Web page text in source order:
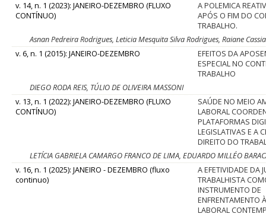
v. 14, n. 1 (2023): JANEIRO-DEZEMBRO (FLUXO
CONTÍNUO)
A POLEMICA
APÓS O FIM DO
TRABALHO.
Asnan Pedreira Rodrigues, Leticia Mesquita Silva Rodrigues, Raiane
v. 6, n. 1 (2015): JANEIRO-DEZEMBRO
EFEITOS DA
ESPECIAL NO
TRABALHO
DIEGO RODA REIS, TÚLIO DE OLIVEIRA MASSONI
v. 13, n. 1 (2022): JANEIRO-DEZEMBRO (FLUXO
CONTÍNUO)
SAÚDE NO MEIO
LABORAL
PLATAFORMAS
LEGISLATIVAS E A
DIREITO DO
LETÍCIA GABRIELA CAMARGO FRANCO DE LIMA, EDUARDO MILLÉO
v. 16, n. 1 (2025): JANEIRO - DEZEMBRO (fluxo
continuo)
A EFETIVIDADE DA
TRABALHISTA
INSTRUMENTO DE
ENFRENTAMENTO
LABORAL